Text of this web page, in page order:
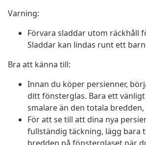
Varning:
Förvara sladdar utom räckhåll
Sladdar kan lindas runt ett
Bra att känna till:
Innan du köper persienner,
ditt fönsterglas. Bara ett
smalare än den totala
För att se till att dina nya
fullständig täckning, lägg bara